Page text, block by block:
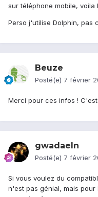
sur téléphone mobile, voila
Perso j'utilise Dolphin, pas
Beuze
Posté(e) 7 février
Merci pour ces infos !
gwadaeln
Posté(e) 7 février
Si vous voulez du
n'est pas génial, mais